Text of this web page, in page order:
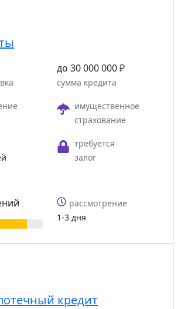
до 30 000 000 ₽
сумма кредита
имущественное
страхование
требуется
залог
рассмотрение
1-3 дня
кредит